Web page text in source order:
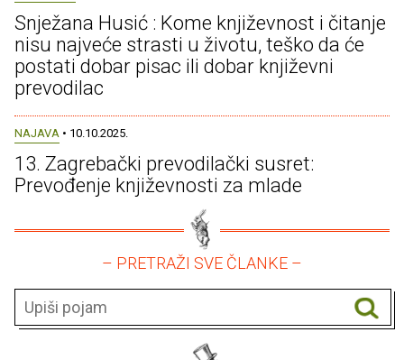
Snježana Husić : Kome književnost i čitanje
nisu najveće strasti u životu, teško da će
postati dobar pisac ili dobar književni
prevodilac
NAJAVA • 10.10.2025.
13. Zagrebački prevodilački susret:
Prevođenje književnosti za mlade
– PRETRAŽI SVE ČLANKE –